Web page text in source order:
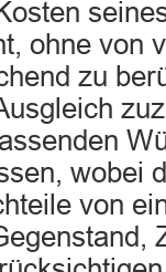
ohne von
zu
wobei
von